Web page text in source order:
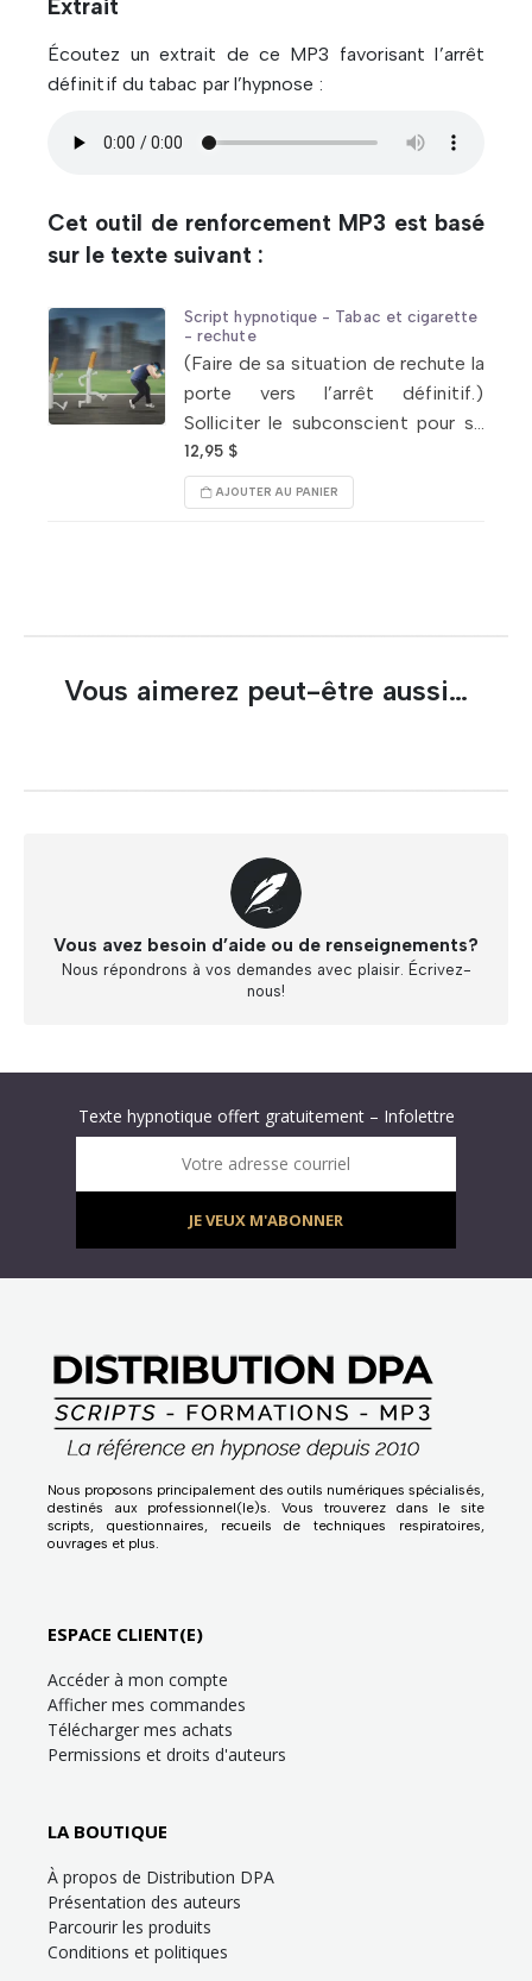
Extrait
Écoutez un extrait de ce MP3 favorisant l’arrêt
définitif du tabac par l’hypnose :
Cet outil de renforcement MP3 est basé
sur le texte suivant :
Script hypnotique - Tabac et cigarette
- rechute
(Faire de sa situation de rechute la
porte vers l’arrêt définitif.)
Solliciter le subconscient pour se
détacher de la cigarette; rebâtir
son indifférence pour elle. Ancrer
son désir d’arrêter. Développer
12,95 $
AJOUTER AU PANIER
Vous aimerez peut-être aussi…
Vous avez besoin d’aide ou de renseignements?
Nous répondrons à vos demandes avec plaisir. Écrivez-
nous!
Texte hypnotique offert gratuitement – Infolettre
Infolettre : obtenez un MP3 d’hypnose gratuit !
Votre adresse courriel
JE VEUX M'ABONNER
Nous proposons principalement des outils numériques spécialisés,
destinés aux professionnel(le)s. Vous trouverez dans le site
scripts, questionnaires, recueils de techniques respiratoires,
ouvrages et plus.
ESPACE CLIENT(E)
Accéder à mon compte
Afficher mes commandes
Télécharger mes achats
Permissions et droits d'auteurs
LA BOUTIQUE
À propos de Distribution DPA
Présentation des auteurs
Parcourir les produits
Conditions et politiques